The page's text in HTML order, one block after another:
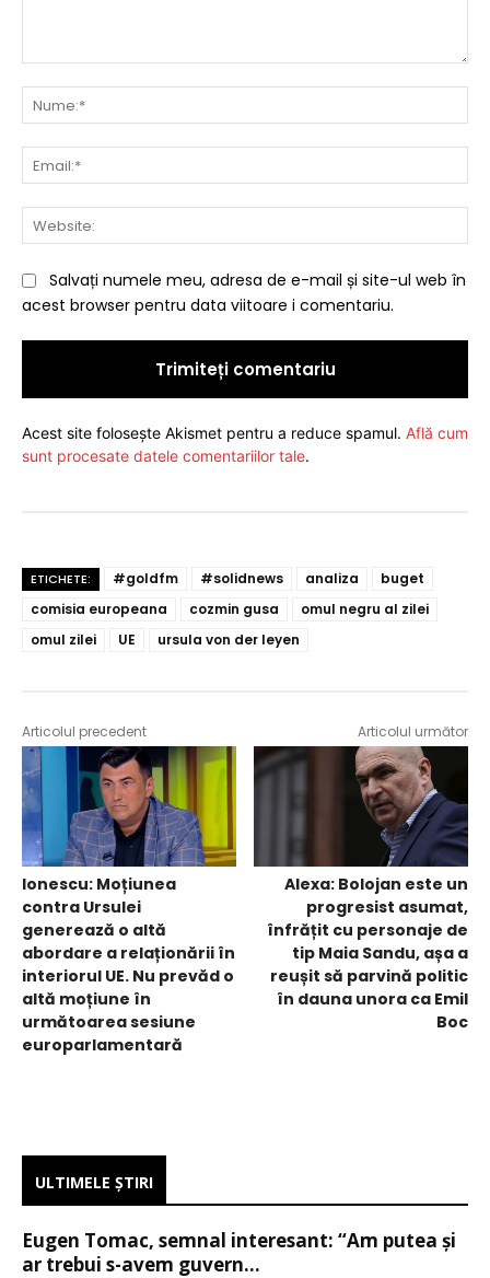
Salvați numele meu, adresa de e-mail și site-ul web în
acest browser pentru data viitoare i comentariu.
Acest site folosește Akismet pentru a reduce spamul. Află cum
sunt procesate datele comentariilor tale.
ETICHETE: #goldfm #solidnews analiza
buget
comisia europeana
cozmin gusa
omul negru al zilei
omul zilei
UE ursula von der leyen
Articolul precedent
Ionescu: Moțiunea
contra Ursulei
generează o altă
abordare a relaționării în
interiorul UE. Nu prevăd o
altă moțiune în
următoarea sesiune
europarlamentară
Articolul următor
Alexa: Bolojan este un
progresist asumat,
înfrățit cu personaje de
tip Maia Sandu, așa a
reușit să parvină politic
în dauna unora ca Emil
Boc
ULTIMELE ŞTIRI
Eugen Tomac, semnal interesant: “Am putea și
ar trebui s-avem guvern...